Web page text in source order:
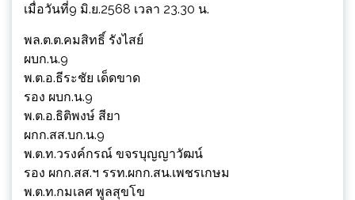
เมื่อวันที่9 มิ.ย.2568 เวลา 23.30 น.
พล.ต.ต.คมสิทธิ์ รังไสย์
ผบก.น.9
พ.ต.อ.ธีระชัย เด็ดขาด
รอง ผบก.น.9
พ.ต.อ.ธิติพงษ์ สียา
ผกก.สส.บก.น.9
พ.ต.ท.วรงค์กรณ์ ขจรบุญญาวัฒน์
รอง ผกก.สส.ฯ รรท.ผกก.สน.เพชรเกษม
พ.ต.ท.กมเลศ พูลสุขโข